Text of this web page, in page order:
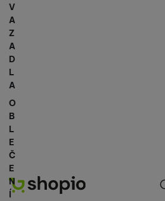
V
A
Z
A
D
L
A
O
B
L
E
Č
E
N
Í